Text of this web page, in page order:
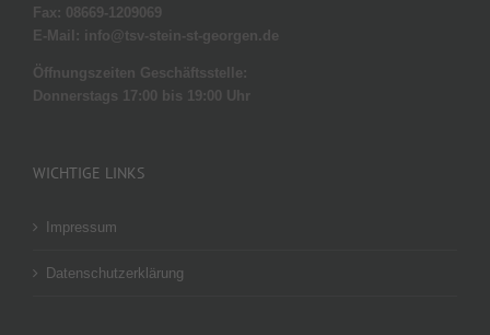
Fax: 08669-1209069
E-Mail: info@tsv-stein-st-georgen.de
Öffnungszeiten Geschäftsstelle:
Donnerstags 17:00 bis 19:00 Uhr
WICHTIGE LINKS
Impressum
Datenschutzerklärung